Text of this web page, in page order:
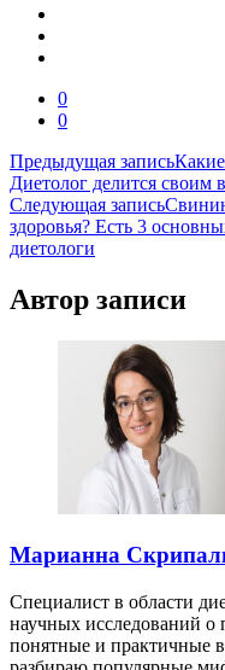
0
0
Навигация
по
записям
Предыдущая запись
Диетолог делится своим
Следующая запись
здоровья? Есть 3
диетологи
Автор записи
Марианна
Специалист в области
научных исследований о
понятные и практичные